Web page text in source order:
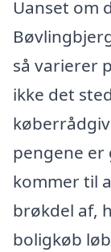
Uanset om
så varierer
ikke det
pengene er
kommer til
brøkdel af,
boligkøb